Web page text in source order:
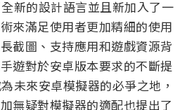
新的設計語言並且新加入了一
來滿足使用者更加精細的使用
截圖、支持應用和遊戲資源背
遊對於安卓版本要求的不斷提
未來安卓模擬器的必爭之地，
無疑對模擬器的適配也提出了